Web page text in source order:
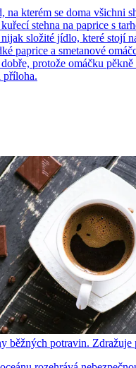
na kterém se doma všichni
stehna na paprice s
složité jídlo, které stojí
paprice a smetanové
protože omáčku pěkně
příloha.
běžných potravin. Zdražuje